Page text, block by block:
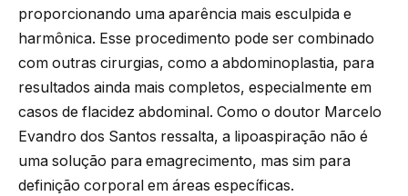
proporcionando uma aparência mais esculpida e
harmônica. Esse procedimento pode ser combinado
com outras cirurgias, como a abdominoplastia, para
resultados ainda mais completos, especialmente em
casos de flacidez abdominal. Como o doutor Marcelo
Evandro dos Santos ressalta, a lipoaspiração não é
uma solução para emagrecimento, mas sim para
definição corporal em áreas específicas.